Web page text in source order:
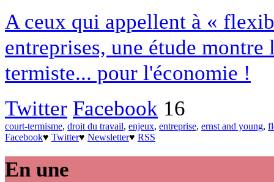
A ceux qui appellent à «
entreprises, une étude montre
termiste... pour l'économie !
Twitter Facebook 16
court-termisme, droit du travail, enjeux, entreprise, ernst and young,
Facebook♥ Twitter♥ Newsletter♥ RSS
En une